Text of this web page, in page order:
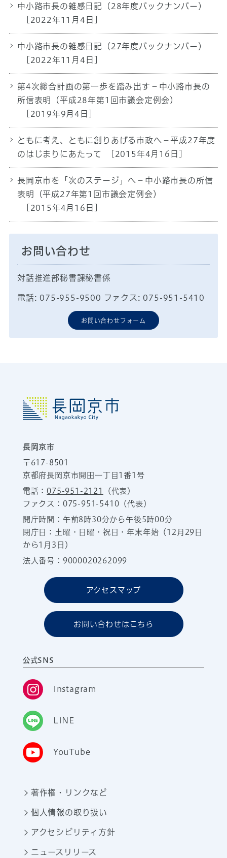
中小路市長の雑感日記（28年度バックナンバー）
[2022年11月4日]
中小路市長の雑感日記（27年度バックナンバー）
[2022年11月4日]
第4次総合計画の第一歩を踏み出す－中小路市長の
所信表明（平成28年第1回市議会定例会）
[2019年9月4日]
ともに考え、ともに創りあげる市政へ－平成27年度
のはじまりにあたって
[2015年4月16日]
長岡京市を「次のステージ」へ－中小路市長の所信
表明（平成27年第1回市議会定例会）
[2015年4月16日]
お問い合わせ
対話推進部秘書課秘書係
電話: 075-955-9500 ファクス: 075-951-5410
お問い合わせフォーム
長岡京市
〒617-8501
京都府長岡京市開田一丁目1番1号
電話：075-951-2121
（代表）
ファクス：075-951-5410（代表）
開庁時間：午前8時30分から午後5時00分
閉庁日：土曜・日曜・祝日・年末年始（12月29日
から1月3日）
法人番号：9000020262099
アクセスマップ
お問い合わせはこちら
公式SNS
Instagram
LINE
YouTube
著作権・リンクなど
個人情報の取り扱い
アクセシビリティ方針
ニュースリリース